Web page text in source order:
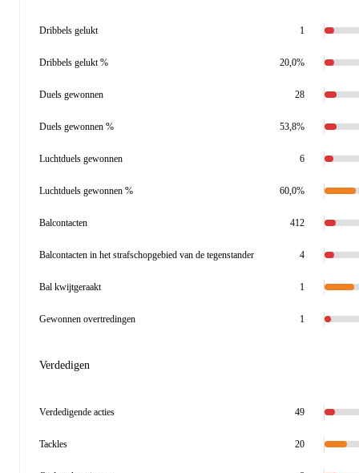
Dribbels gelukt 1
Dribbels gelukt % 20,0%
Duels gewonnen 28
Duels gewonnen % 53,8%
Luchtduels gewonnen 6
Luchtduels gewonnen % 60,0%
Balcontacten 412
Balcontacten in het strafschopgebied van de tegenstander 4
Bal kwijtgeraakt 1
Gewonnen overtredingen 1
Verdedigen
Verdedigende acties 49
Tackles 20